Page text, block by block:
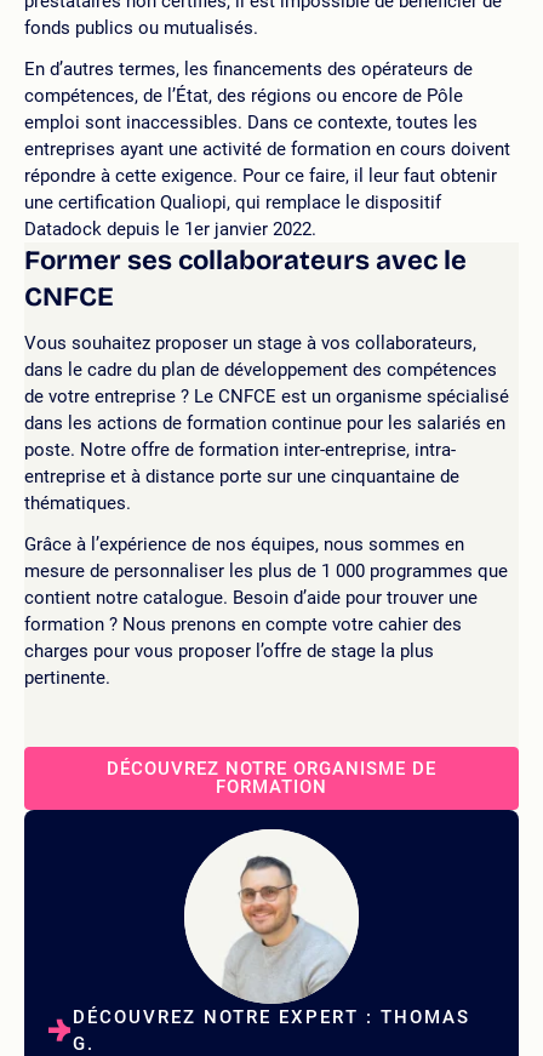
fonds publics ou mutualisés.
En d’autres termes, les financements des opérateurs de
compétences, de l’État, des régions ou encore de Pôle
emploi sont inaccessibles. Dans ce contexte, toutes les
entreprises ayant une activité de formation en cours doivent
répondre à cette exigence. Pour ce faire, il leur faut obtenir
une certification Qualiopi, qui remplace le dispositif
Datadock depuis le 1er janvier 2022.
Former ses collaborateurs avec le
CNFCE
Vous souhaitez proposer un stage à vos collaborateurs,
dans le cadre du plan de développement des compétences
de votre entreprise ? Le CNFCE est un organisme spécialisé
dans les actions de formation continue pour les salariés en
poste. Notre offre de formation inter-entreprise, intra-
entreprise et à distance porte sur une cinquantaine de
thématiques.
Grâce à l’expérience de nos équipes, nous sommes en
mesure de personnaliser les plus de 1 000 programmes que
contient notre catalogue. Besoin d’aide pour trouver une
formation ? Nous prenons en compte votre cahier des
charges pour vous proposer l’offre de stage la plus
pertinente.
DÉCOUVREZ NOTRE ORGANISME DE
FORMATION
DÉCOUVREZ NOTRE EXPERT : THOMAS
G.